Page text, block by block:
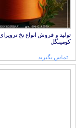
تولید و فروش انواع نخ ترویرای
کومینگل
تماس بگیرید